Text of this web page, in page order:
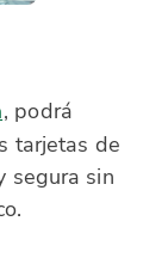
, podrá
tarjetas de
segura sin